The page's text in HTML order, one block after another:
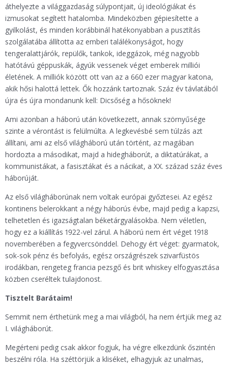
áthelyezte a világgazdaság súlypontjait, új ideológiákat és
izmusokat segített hatalomba. Mindeközben gépiesítette a
gyilkolást, és minden korábbinál hatékonyabban a pusztítás
szolgálatába állította az emberi találékonyságot, hogy
tengeralattjárók, repülők, tankok, ideggázok, még nagyobb
hatótávú géppuskák, ágyúk vessenek véget emberek milliói
életének. A milliók között ott van az a 660 ezer magyar katona,
akik hősi halottá lettek. Ők hozzánk tartoznak. Száz év távlatából
újra és újra mondanunk kell: Dicsőség a hősöknek!
Ami azonban a háború után következett, annak szörnyűsége
szinte a vérontást is felülmúlta. A legkevésbé sem túlzás azt
állítani, ami az első világháború után történt, az magában
hordozta a másodikat, majd a hidegháborút, a diktatúrákat, a
kommunistákat, a fasisztákat és a nácikat, a XX. század száz éves
háborúját.
Az első világháborúnak nem voltak európai győztesei. Az egész
kontinens belerokkant a négy háborús évbe, majd pedig a kapzsi,
telhetetlen és igazságtalan béketárgyalásokba. Nem véletlen,
hogy ez a kiállítás 1922-vel zárul. A háború nem ért véget 1918
novemberében a fegyvercsönddel. Dehogy ért véget: gyarmatok,
sok-sok pénz és befolyás, egész országrészek szivarfüstös
irodákban, rengeteg francia pezsgő és brit whiskey elfogyasztása
közben cseréltek tulajdonost.
Tisztelt Barátaim!
Semmit nem érthetünk meg a mai világból, ha nem értjük meg az
I. világháborút.
Megérteni pedig csak akkor fogjuk, ha végre elkezdünk őszintén
beszélni róla. Ha széttörjük a kliséket, elhagyjuk az unalmas,